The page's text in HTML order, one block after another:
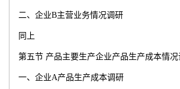
二、企业B主营业务情况调研
同上
第五节 产品主要生产企业产品生产成本情况
一、企业A产品生产成本调研